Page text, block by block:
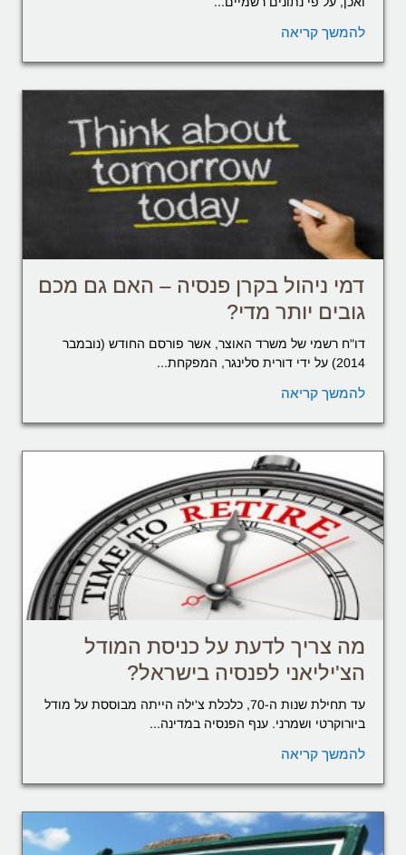
להמשך קריאה
דמי ניהול בקרן פנסיה – האם גם מכם
גובים יותר מדי?
דו"ח רשמי של משרד האוצר, אשר פורסם החודש (נובמבר
2014) על ידי דורית סלינגר, המפקחת...
להמשך קריאה
מה צריך לדעת על כניסת המודל
הצ'יליאני לפנסיה בישראל?
עד תחילת שנות ה-70, כלכלת צ'ילה הייתה מבוססת על מודל
ביורוקרטי ושמרני. ענף הפנסיה במדינה...
להמשך קריאה